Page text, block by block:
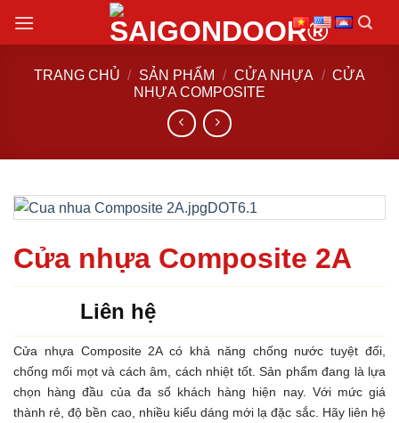
đến
TRANG CHỦ / SẢN PHẨM / CỬA NHỰA / CỬA
NHỰA COMPOSITE
Cửa nhựa Composite 2A
Liên hệ
Cửa nhựa Composite 2A có khả năng chống nước tuyệt đối,
chống mối mọt và cách âm, cách nhiệt tốt. Sản phẩm đang là lựa
chọn hàng đầu của đa số khách hàng hiện nay. Với mức giá
thành rẻ, độ bền cao, nhiều kiểu dáng mới lạ đặc sắc. Hãy liên hệ